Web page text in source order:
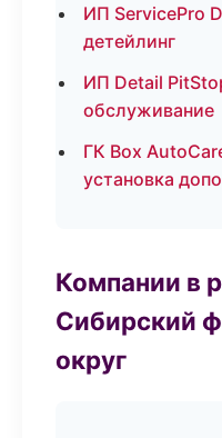
ИП ServicePro
детейлинг
ИП Detail
обслуживание
ГК Box
установка
Компании в
Сибирский
округ